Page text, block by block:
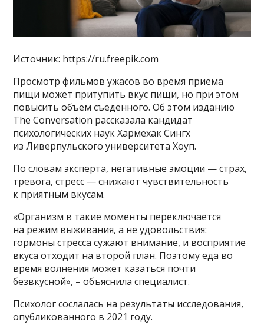
Источник: https://ru.freepik.com
Просмотр фильмов ужасов во время приема
пищи может притупить вкус пищи, но при этом
повысить объем съеденного. Об этом изданию
The Conversation рассказала кандидат
психологических наук Хармехак Сингх
из Ливерпульского университета Хоуп.
По словам эксперта, негативные эмоции — страх,
тревога, стресс — снижают чувствительность
к приятным вкусам.
«Организм в такие моменты переключается
на режим выживания, а не удовольствия:
гормоны стресса сужают внимание, и восприятие
вкуса отходит на второй план. Поэтому еда во
время волнения может казаться почти
безвкусной», – объяснила специалист.
Психолог сослалась на результаты исследования,
опубликованного в 2021 году.